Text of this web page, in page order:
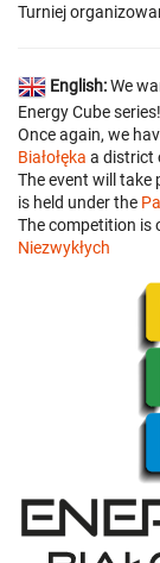
Turniej
English:We
Energy Cube series!
Once again, we
Białołęka a district
The event will take
is held under the
The competition is
Niezwykłych